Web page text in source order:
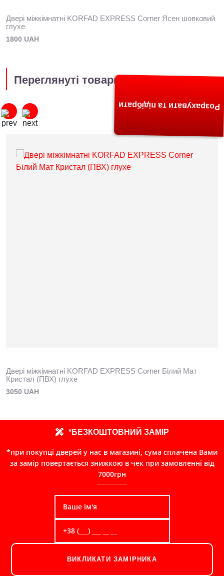
Двері міжкімнатні KORFAD EXPRESS Corner Ясен шовковий
глухе
1800 UAH
Переглянуті товари
Двері міжкімнатні KORFAD EXPRESS Corner Білий Мат
Кристал (ПВХ) глухе
3050 UAH
*БЕЗКОШТОВНИЙ ЗАМІР
*при покупці дверей у нас в магазині, сума сплачена Вами
за замір повертається знижкою в чек при замовленні від
7000грн
ВИКЛИКАТИ ЗАМІРНИКА
Розрахувати та підібрати